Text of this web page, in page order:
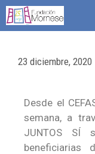
23 diciembre, 2020
Desde el
semana, a
JUNTOS SÍ
beneficiarias